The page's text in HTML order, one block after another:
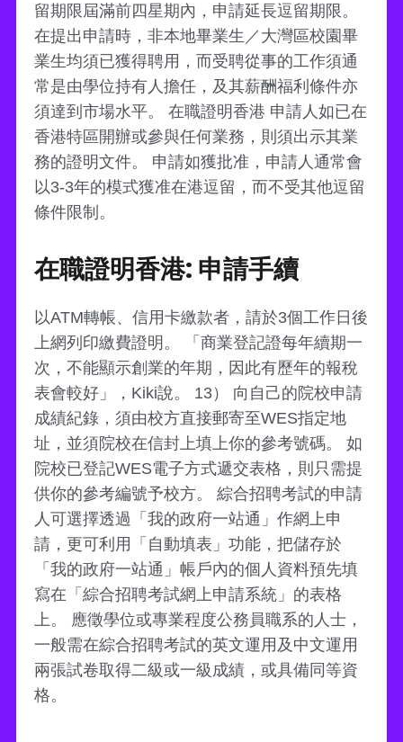
留期限屆滿前四星期內，申請延長逗留期限。
在提出申請時，非本地畢業生／大灣區校園畢
業生均須已獲得聘用，而受聘從事的工作須通
常是由學位持有人擔任，及其薪酬福利條件亦
須達到市場水平。 在職證明香港 申請人如已在
香港特區開辦或參與任何業務，則須出示其業
務的證明文件。 申請如獲批准，申請人通常會
以3-3年的模式獲准在港逗留，而不受其他逗留
條件限制。
在職證明香港: 申請手續
以ATM轉帳、信用卡繳款者，請於3個工作日後
上網列印繳費證明。 「商業登記證每年續期一
次，不能顯示創業的年期，因此有歷年的報稅
表會較好」，Kiki說。 13） 向自己的院校申請
成績紀錄，須由校方直接郵寄至WES指定地
址，並須院校在信封上填上你的參考號碼。 如
院校已登記WES電子方式遞交表格，則只需提
供你的參考編號予校方。 綜合招聘考試的申請
人可選擇透過「我的政府一站通」作網上申
請，更可利用「自動填表」功能，把儲存於
「我的政府一站通」帳戶內的個人資料預先填
寫在「綜合招聘考試網上申請系統」的表格
上。 應徵學位或專業程度公務員職系的人士，
一般需在綜合招聘考試的英文運用及中文運用
兩張試卷取得二級或一級成績，或具備同等資
格。